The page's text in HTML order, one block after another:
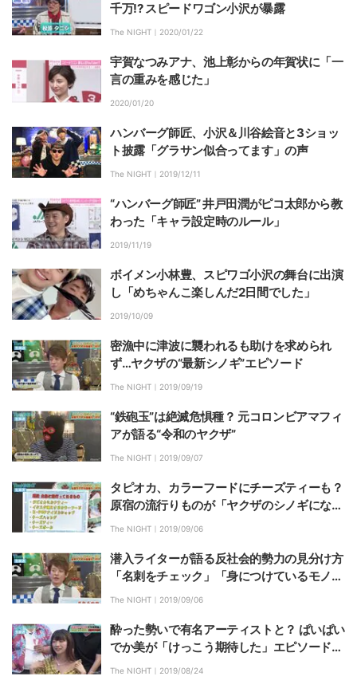
千万!? スピードワゴン小沢が暴露
The NIGHT｜ 2020/01/22
宇賀なつみアナ、池上彰からの年賀状に「一
言の重みを感じた」
2020/01/20
ハンバーグ師匠、小沢＆川谷絵音と3ショッ
ト披露「グラサン似合ってます」の声
The NIGHT｜ 2019/12/11
“ハンバーグ師匠” 井戸田潤がピコ太郎から教
わった「キャラ設定時のルール」
2019/11/19
ボイメン小林豊、スピワゴ小沢の舞台に出演
し「めちゃんこ楽しんだ2日間でした」
2019/10/09
密漁中に津波に襲われるも助けを求められ
ず…ヤクザの“最新シノギ”エピソード
The NIGHT｜ 2019/09/19
“鉄砲玉”は絶滅危惧種？ 元コロンビアマフィ
アが語る“令和のヤクザ”
The NIGHT｜ 2019/09/07
タピオカ、カラーフードにチーズティーも？
原宿の流行りものが「ヤクザのシノギになり
やすい」ワケ
The NIGHT｜ 2019/09/06
潜入ライターが語る反社会的勢力の見分け方
「名刺をチェック」「身につけているモノが
不自然」
The NIGHT｜ 2019/09/06
酔った勢いで有名アーティストと？ ぱいぱい
でか美が「けっこう期待した」エピソード告
白
The NIGHT｜ 2019/08/24